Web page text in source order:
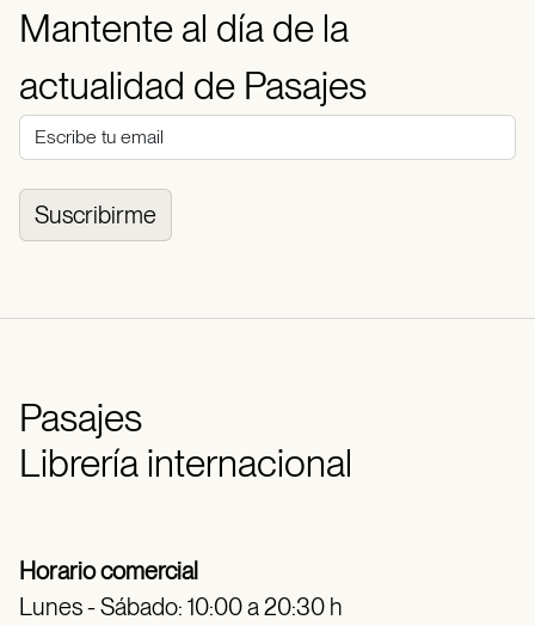
Mantente al día de la
actualidad de Pasajes
Suscribirme
Pasajes
Librería internacional
Horario comercial
Lunes - Sábado: 10:00 a 20:30 h